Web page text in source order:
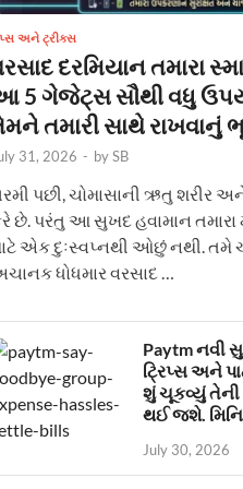
અને ટ્રીક્સ
દરમિયાન તમારા
5 ગેજેટ્સ સૌથી વધુ
તમારી સાથે રાખવાનું
31, 2026 - bySB
પછી, ચોમાસાની ઋતુ શરીર
છે. પરંતુ આ સુખદ હવામાન તમારા
એક દુઃસ્વપ્નથી ઓછું નથી. તમે
ધોધમાર વરસાદ …
Paytm નવી
ટ્રિપ્સ અને
શું ચૂકવ્યું
થઈ જશે.
July 30, 2026